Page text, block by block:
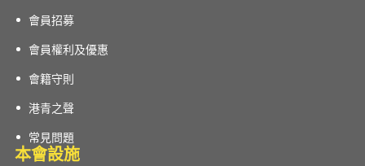
會員招募
會員權利及優惠
會籍守則
港青之聲
常見問題
本會設施